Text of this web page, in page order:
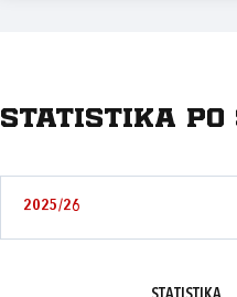
Statistika po
2025/26